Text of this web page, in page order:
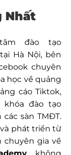
Nhất
đào tạo
Hà Nội, bên
chuyên
học về quảng
cáo Tiktok,
đào tạo
sàn TMĐT.
phát triển từ
chuyên gia về